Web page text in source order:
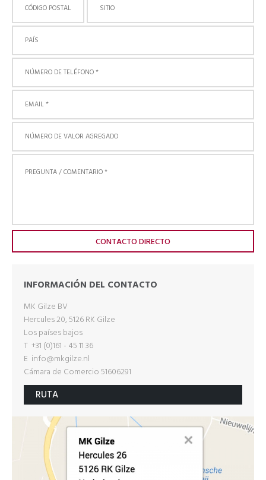
INFORMACIÓN DEL CONTACTO
MK Gilze BV
Hercules 20, 5126 RK Gilze
Los países bajos
T +31 (0)161 - 45 11 36
E info@mkgilze.nl
Cámara de Comercio 51606291
RUTA